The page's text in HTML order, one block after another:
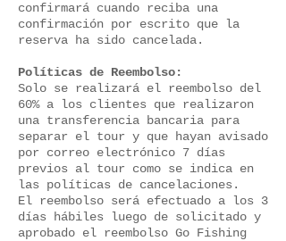
confirmará cuando reciba una
confirmación por escrito que la
reserva ha sido cancelada.
Políticas de Reembolso:
Solo se realizará el reembolso del
60% a los clientes que realizaron
una transferencia bancaria para
separar el tour y que hayan avisado
por correo electrónico 7 días
previos al tour como se indica en
las políticas de cancelaciones.
El reembolso será efectuado a los 3
días hábiles luego de solicitado y
aprobado el reembolso Go Fishing